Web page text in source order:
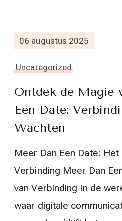
06 augustus 2025
Uncategorized
Ontdek de Magie
Een Date:
Wachten
Meer Dan Een Date: Het
Verbinding Meer Dan
van Verbinding In de
waar digitale